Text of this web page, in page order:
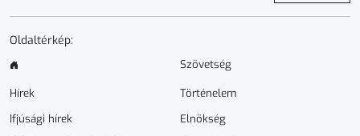
Oldaltérkép:
Hírek
Ifjúsági hírek
Szövetség
Történelem
Elnökség